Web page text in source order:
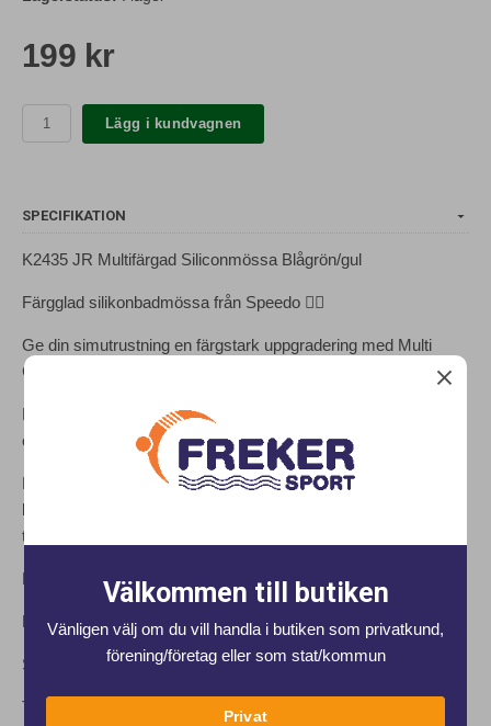
199 kr
Lägg i kundvagnen
SPECIFIKATION
K2435 JR Multifärgad Siliconmössa Blågrön/gul
Färgglad silikonbadmössa från Speedo 🏊‍♀️
Ge din simutrustning en färgstark uppgradering med Multi
Colour Silicone Swim Cap.
Den strömlinjeformade designen minskar motståndet i vattnet
och hjälper dig att simma snabbare och mer effektivt.
Badmössan är tillverkad i slitstarkt silikon som ger hög
komfort, bra passform och lång hållbarhet – perfekt för träning,
tävling och fritidssimning.
Fördelar:
Bekvämt och hållbart silikon
Strömlinjeformad design för bättre simprestanda
Trendig multifärgad design
Välkommen till butiken
Vänligen välj om du vill handla i butiken som privatkund,
förening/företag eller som stat/kommun
Privat